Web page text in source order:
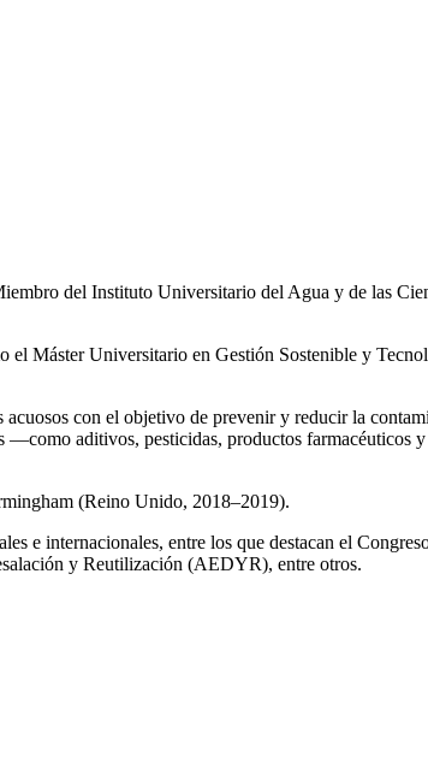
del Instituto Universitario del Agua y de las
el Máster Universitario en Gestión Sostenible y
con el objetivo de prevenir y reducir la
—como aditivos, pesticidas, productos farmacéuticos
(Reino Unido, 2018–2019).
e internacionales, entre los que destacan el
y Reutilización (AEDYR), entre otros.